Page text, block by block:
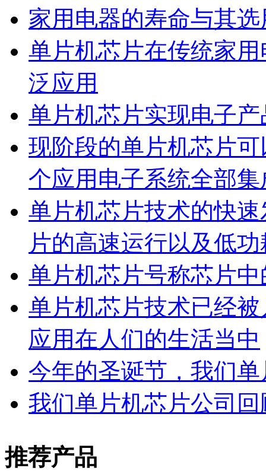
家用电器的寿命与其
单片机芯片在传统家
泛应用
单片机芯片实现电子
现阶段的单片机芯片
个应用电子系统全部
单片机芯片技术的快
片的高速运行以及低
单片机芯片号称芯片
单片机芯片技术已经
应用在人们的生活当中
今年的圣诞节，我们
我们单片机芯片公司回
推荐产品